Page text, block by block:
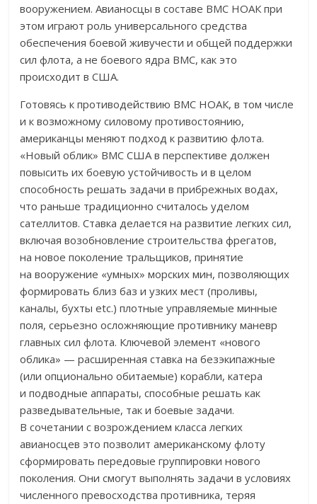
вооружением. Авианосцы в составе ВМС НОАК при
этом играют роль универсального средства
обеспечения боевой живучести и общей поддержки
сил флота, а не боевого ядра ВМС, как это
происходит в США.
Готовясь к противодействию ВМС НОАК, в том числе
и к возможному силовому противостоянию,
американцы меняют подход к развитию флота.
«Новый облик» ВМС США в перспективе должен
повысить их боевую устойчивость и в целом
способность решать задачи в прибрежных водах,
что раньше традиционно считалось уделом
сателлитов. Ставка делается на развитие легких сил,
включая возобновление строительства фрегатов,
на новое поколение тральщиков, принятие
на вооружение «умных» морских мин, позволяющих
формировать близ баз и узких мест (проливы,
каналы, бухты etc.) плотные управляемые минные
поля, серьезно осложняющие противнику маневр
главных сил флота. Ключевой элемент «нового
облика» — расширенная ставка на безэкипажные
(или опционально обитаемые) корабли, катера
и подводные аппараты, способные решать как
разведывательные, так и боевые задачи.
В сочетании с возрождением класса легких
авианосцев это позволит американскому флоту
сформировать передовые группировки нового
поколения. Они смогут выполнять задачи в условиях
численного превосходства противника, теряя